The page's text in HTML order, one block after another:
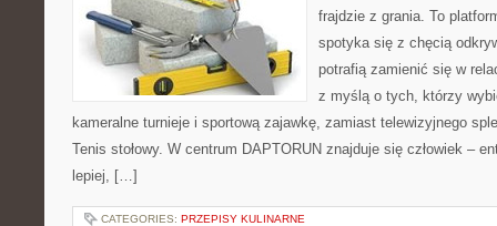
frajdzie z grania. To
spotyka się z chęcią
potrafią zamienić się w
z myślą o tych, którzy
kameralne turnieje i sportową zajawkę, zamiast telewizyjnego
Tenis stołowy. W centrum DAPTORUN znajduje się człowiek –
lepiej, […]
CATEGORIES: PRZEPISY KULINARNE